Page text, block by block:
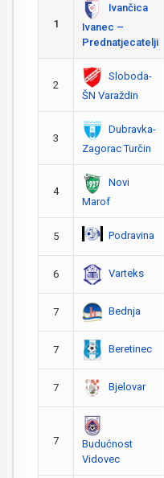
1
Ivančica
Ivanec –
Prednatjecatelji
2
Sloboda-
ŠN Varaždin
3
Dubravka-
Zagorac Turčin
4
Novi
Marof
5 Podravina
6 Varteks
7 Bednja
7 Beretinec
7 Bjelovar
7
Budućnost
Vidovec